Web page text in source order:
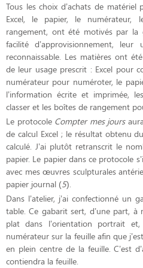
Tous les choix d’achats de
Excel, le papier, le numérateur,
rangement, ont été motivés par la
facilité d’approvisionnement,
reconnaissable. Les matières ont
de leur usage prescrit : Excel pour
numérateur pour numéroter, le
l’information écrite et imprimée,
classer et les boîtes de rangement
Le protocole Compter mes jours
de calcul Excel ; le résultat obtenu
calculé. J’ai plutôt retranscrit le
papier. Le papier dans ce protocole
avec mes œuvres sculpturales
papier journal (5).
Dans l’atelier, j’ai confectionné
table. Ce gabarit sert, d’une part,
plat dans l’orientation portrait
numérateur sur la feuille afin que
en plein centre de la feuille. C’est
contiendra la feuille.